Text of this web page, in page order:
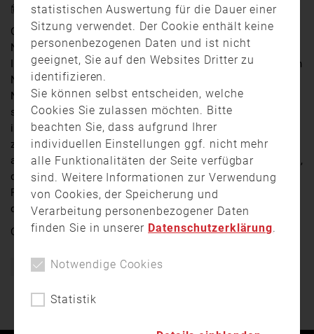
17. Dezember 2025 15:03
Gestern ist eine wichtige Entscheidung für die
Notfallversorgung in der Region gefallen. Die neue
Integrierte Leitstelle soll im nördlichen Stadtgebiet von
Nürnberg entstehen. Von dort aus werden künftig
Notrufe und Einsätze für Nürnberg, Fürth und Erlangen
sowie die umliegenden Landkreise koordiniert. Damit
ist die Leitstelle für rund 1,2 Millionen Menschen
zuständig. Der Bau soll bis zum Jahr 2030
abgeschlossen sein. Geplant ist ein moderner Komplex,
der die Zusammenarbeit von Feuerwehr und
Rettungsdiensten weiter verbessern soll.
die Leitstelle mehr als 73 Millionen Euro.
Quelle:Franken Fernsehen
Franken Franken Fernsehen
statistischen Auswertung für die Dauer einer
Sitzung verwendet. Der Cookie enthält keine
personenbezogenen Daten und ist nicht
geeignet, Sie auf den Websites Dritter zu
identifizieren.
Sie können selbst entscheiden, welche
Cookies Sie zulassen möchten. Bitte
beachten Sie, dass aufgrund Ihrer
individuellen Einstellungen ggf. nicht mehr
alle Funktionalitäten der Seite verfügbar
sind. Weitere Informationen zur Verwendung
von Cookies, der Speicherung und
Verarbeitung personenbezogener Daten
finden Sie in unserer Datenschutzerklärung.
Notwendige Cookies
Statistik